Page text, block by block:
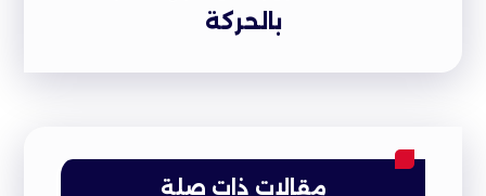
بالحركة
مقالات ذات صلة